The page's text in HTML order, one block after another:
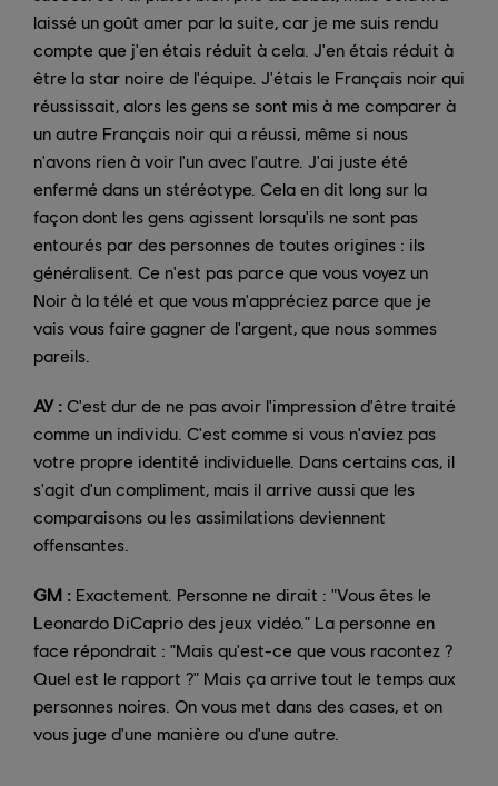
laissé un goût amer par la suite, car je me suis rendu
compte que j'en étais réduit à cela. J'en étais réduit à
être la star noire de l'équipe. J'étais le Français noir qui
réussissait, alors les gens se sont mis à me comparer à
un autre Français noir qui a réussi, même si nous
n'avons rien à voir l'un avec l'autre. J'ai juste été
enfermé dans un stéréotype. Cela en dit long sur la
façon dont les gens agissent lorsqu'ils ne sont pas
entourés par des personnes de toutes origines : ils
généralisent. Ce n'est pas parce que vous voyez un
Noir à la télé et que vous m'appréciez parce que je
vais vous faire gagner de l'argent, que nous sommes
pareils.
AY : C'est dur de ne pas avoir l'impression d'être traité
comme un individu. C'est comme si vous n'aviez pas
votre propre identité individuelle. Dans certains cas, il
s'agit d'un compliment, mais il arrive aussi que les
comparaisons ou les assimilations deviennent
offensantes.
GM : Exactement. Personne ne dirait : "Vous êtes le
Leonardo DiCaprio des jeux vidéo." La personne en
face répondrait : "Mais qu'est-ce que vous racontez ?
Quel est le rapport ?" Mais ça arrive tout le temps aux
personnes noires. On vous met dans des cases, et on
vous juge d'une manière ou d'une autre.